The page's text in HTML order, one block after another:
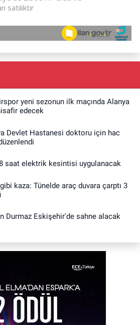
yeni sezonun ilk maçında Alanya
edecek
Devlet Hastanesi doktoru için hac
saat elektrik kesintisi uygulanacak
kaza: Tünelde araç duvara çarptı 3
Durmaz Eskişehir'de sahne alacak